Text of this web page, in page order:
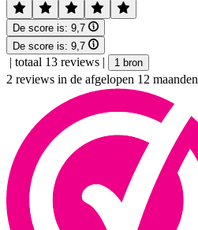
De score is: 9,7
De score is: 9,7
| totaal 13 reviews | 1 bron
2 reviews in de afgelopen 12 maanden